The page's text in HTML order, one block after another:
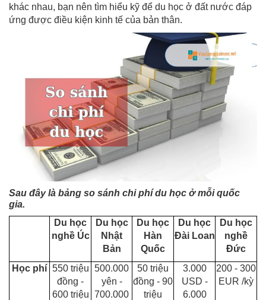
khác nhau, bạn nên tìm hiểu kỹ để du học ở đất nước đáp
ứng được điều kiện kinh tế của bản thân.
Sau đây là bảng so sánh chi phí du học ở mỗi quốc
gia.
Du học
nghề Úc
Du học
Nhật
Bản
Du học
Hàn
Quốc
Du học
Đài Loan
Du học
nghề
Đức
Học phí 550 triệu
đồng -
600 triệu
500.000
yên -
700.000
50 triệu
đồng - 90
triệu
3.000
USD -
6.000
200 - 300
EUR /kỳ